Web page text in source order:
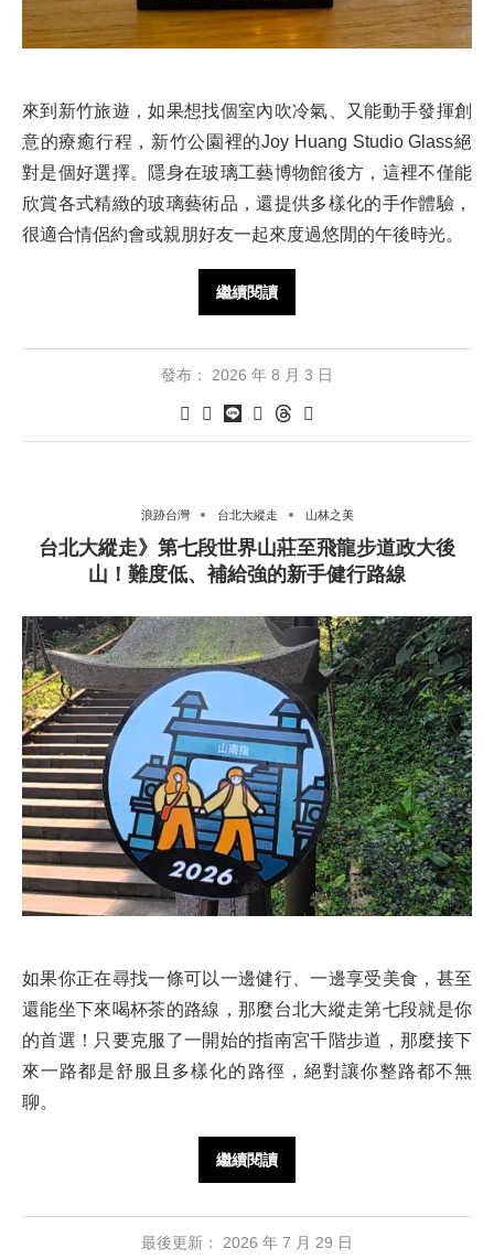
來到新竹旅遊，如果想找個室內吹冷氣、又能動手發揮創
意的療癒行程，新竹公園裡的Joy Huang Studio Glass絕
對是個好選擇。隱身在玻璃工藝博物館後方，這裡不僅能
欣賞各式精緻的玻璃藝術品，還提供多樣化的手作體驗，
很適合情侶約會或親朋好友一起來度過悠閒的午後時光。
繼續閱讀
發布： 2026 年 8 月 3 日
浪跡台灣 台北大縱走 山林之美
台北大縱走》第七段世界山莊至飛龍步道政大後
山！難度低、補給強的新手健行路線
如果你正在尋找一條可以一邊健行、一邊享受美食，甚至
還能坐下來喝杯茶的路線，那麼台北大縱走第七段就是你
的首選！只要克服了一開始的指南宮千階步道，那麼接下
來一路都是舒服且多樣化的路徑，絕對讓你整路都不無
聊。
繼續閱讀
最後更新： 2026 年 7 月 29 日